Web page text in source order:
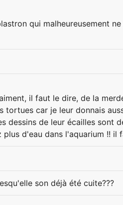
qui malheureusement
il faut le dire, de la
tortues car je leur donnais
dessins de leur écailles sont
d'eau dans l'aquarium !! il
son déjà été cuite???